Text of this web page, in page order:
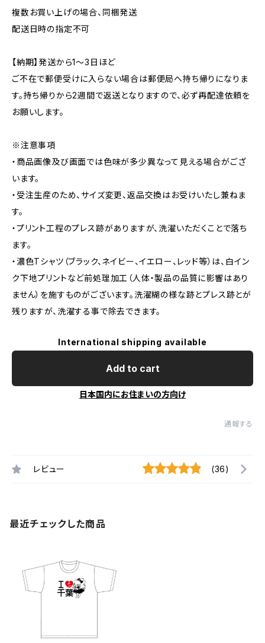
複数お買い上げの場合、同梱発送
配送日時の指定不可
【納期】発送から1〜3日ほど
ご不在で郵便受けに入らない場合は郵便局へ持ち帰りになりま
す。持ち帰りから2週間で返送となりますので、必ず再配達依頼を
お願いします。
※注意事項
・商品画像及び画面では色味が多少異なって見える場合がござ
います。
・受注生産のため、サイズ変更、返品交換はお受けいたし兼ねま
す。
・プリント工程のプレス跡がありますが、洗濯いただくことで落ち
ます。
・濃色Tシャツ（ブラック、ネイビー、イエロー、レッド等）は、白イン
ク下地プリントなど前処理加工（人体・製品の品質に影響はあり
ません）を施すものがございます。洗濯糊の様な跡とプレス跡とが
残りますが、洗濯する事で除去できます。
International shipping available
Add to cart
日本国内にお住まいの方向け
通報する
レビュー (36)
最近チェックした商品